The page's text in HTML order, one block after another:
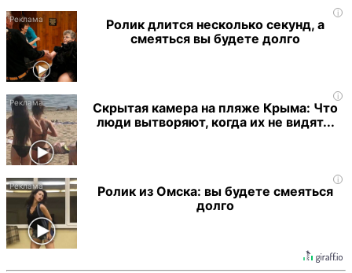
i
Ролик длится несколько секунд, а
смеяться вы будете долго
i
Скрытая камера на пляже Крыма: Что
люди вытворяют, когда их не видят...
i
Ролик из Омска: вы будете смеяться
долго